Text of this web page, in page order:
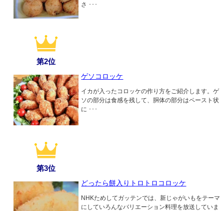
さ ･･･
第2位
ゲソコロッケ
イカが入ったコロッケの作り方をご紹介します。ゲ
ソの部分は食感を残して、胴体の部分はペースト状
に ･･･
第3位
どったら餅入りトロトロコロッケ
NHKためしてガッテンでは、新じゃがいもをテーマ
にしていろんなバリエーション料理を放送していま